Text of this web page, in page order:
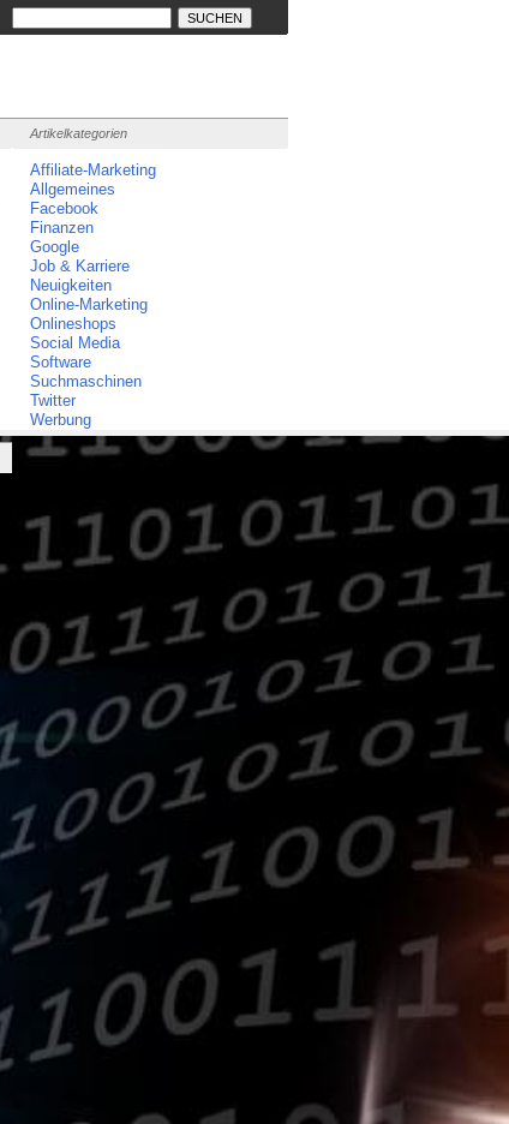
Artikelkategorien
Affiliate-Marketing
Allgemeines
Facebook
Finanzen
Google
Job & Karriere
Neuigkeiten
Online-Marketing
Onlineshops
Social Media
Software
Suchmaschinen
Twitter
Werbung